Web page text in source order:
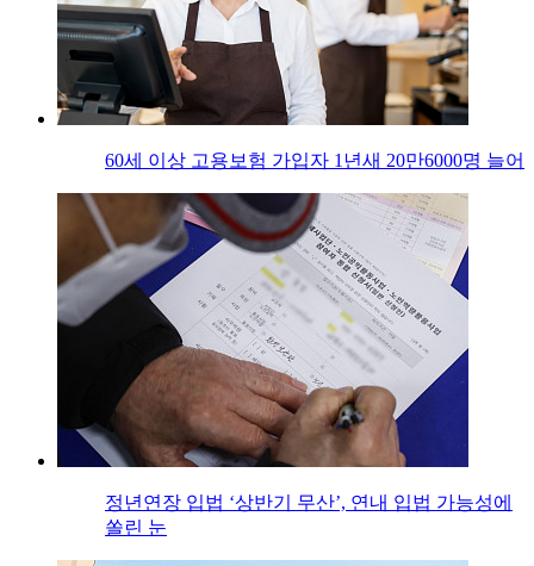
60세 이상 고용보험 가입자 1년새 20만6000명 늘어
정년연장 입법 ‘상반기 무산’, 연내 입법 가능성에
쏠린 눈